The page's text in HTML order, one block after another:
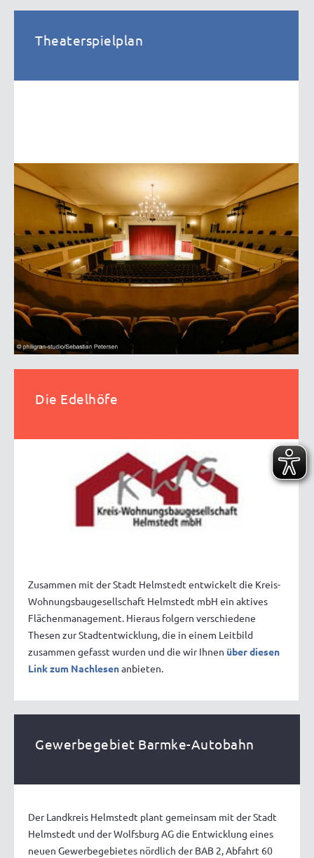
Theaterspielplan
Die Edelhöfe
Zusammen mit der Stadt Helmstedt entwickelt die Kreis-
Wohnungsbaugesellschaft Helmstedt mbH ein aktives
Flächenmanagement. Hieraus folgern verschiedene
Thesen zur Stadtentwicklung, die in einem Leitbild
zusammen gefasst wurden und die wir Ihnen über diesen
Link zum Nachlesenanbieten.
Gewerbegebiet Barmke-Autobahn
Der Landkreis Helmstedt plant gemeinsam mit der Stadt
Helmstedt und der Wolfsburg AG die Entwicklung eines
neuen Gewerbegebietes nördlich der BAB 2, Abfahrt 60